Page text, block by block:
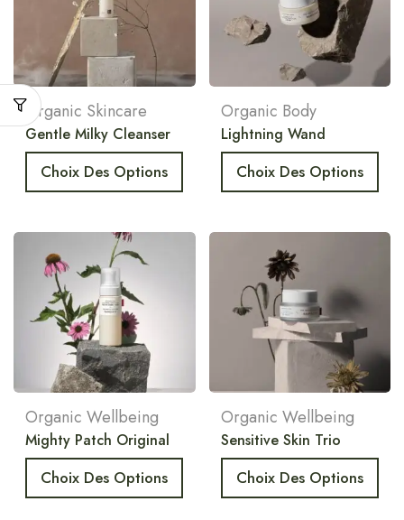
Organic Skincare
Gentle Milky Cleanser
Choix Des Options
Organic Body
Lightning Wand
Choix Des Options
Organic Wellbeing
Mighty Patch Original
Choix Des Options
Organic Wellbeing
Sensitive Skin Trio
Choix Des Options